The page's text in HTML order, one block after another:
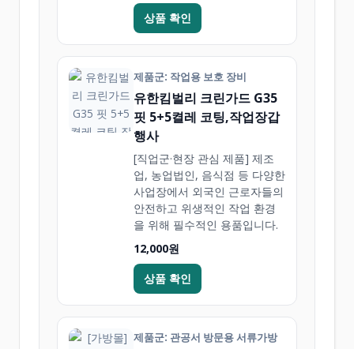
상품 확인
제품군: 작업용 보호 장비
유한킴벌리 크린가드 G35
핏 5+5켤레 코팅,작업장갑
행사
[직업군·현장 관심 제품] 제조
업, 농업법인, 음식점 등 다양한
사업장에서 외국인 근로자들의
안전하고 위생적인 작업 환경
을 위해 필수적인 용품입니다.
12,000원
상품 확인
제품군: 관공서 방문용 서류가방